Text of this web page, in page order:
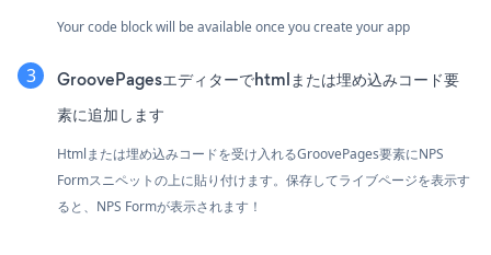
Your code block will be available once you create your app
GroovePagesエディターでhtmlまたは埋め込みコード要
素に追加します
Htmlまたは埋め込みコードを受け入れるGroovePages要素にNPS
Formスニペットの上に貼り付けます。保存してライブページを表示す
ると、NPS Formが表示されます！